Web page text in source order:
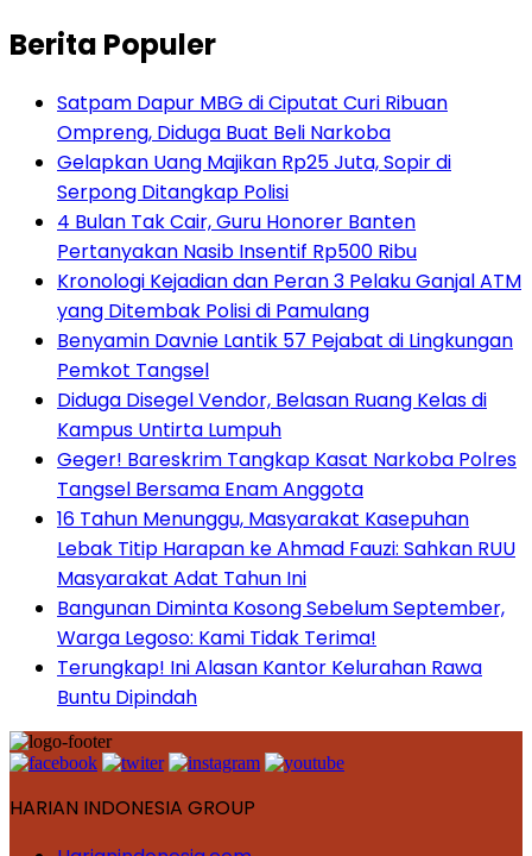
Berita Populer
Satpam Dapur MBG di Ciputat Curi Ribuan
Ompreng, Diduga Buat Beli Narkoba
Gelapkan Uang Majikan Rp25 Juta, Sopir di
Serpong Ditangkap Polisi
4 Bulan Tak Cair, Guru Honorer Banten
Pertanyakan Nasib Insentif Rp500 Ribu
Kronologi Kejadian dan Peran 3 Pelaku Ganjal ATM
yang Ditembak Polisi di Pamulang
Benyamin Davnie Lantik 57 Pejabat di Lingkungan
Pemkot Tangsel
Diduga Disegel Vendor, Belasan Ruang Kelas di
Kampus Untirta Lumpuh
Geger! Bareskrim Tangkap Kasat Narkoba Polres
Tangsel Bersama Enam Anggota
16 Tahun Menunggu, Masyarakat Kasepuhan
Lebak Titip Harapan ke Ahmad Fauzi: Sahkan RUU
Masyarakat Adat Tahun Ini
Bangunan Diminta Kosong Sebelum September,
Warga Legoso: Kami Tidak Terima!
Terungkap! Ini Alasan Kantor Kelurahan Rawa
Buntu Dipindah
HARIAN INDONESIA GROUP